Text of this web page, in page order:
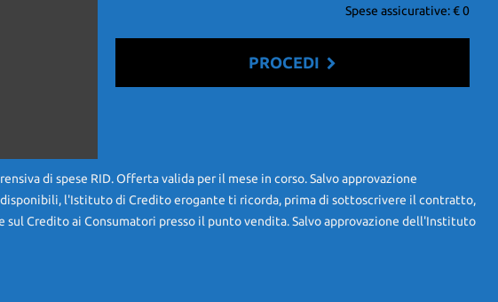
Spese assicurative: €0
PROCEDI
di spese RID. Offerta valida per il mese in corso. Salvo approvazione
l'Istituto di Credito erogante ti ricorda, prima di sottoscrivere il contratto,
Credito ai Consumatori presso il punto vendita. Salvo approvazione dell'Instituto